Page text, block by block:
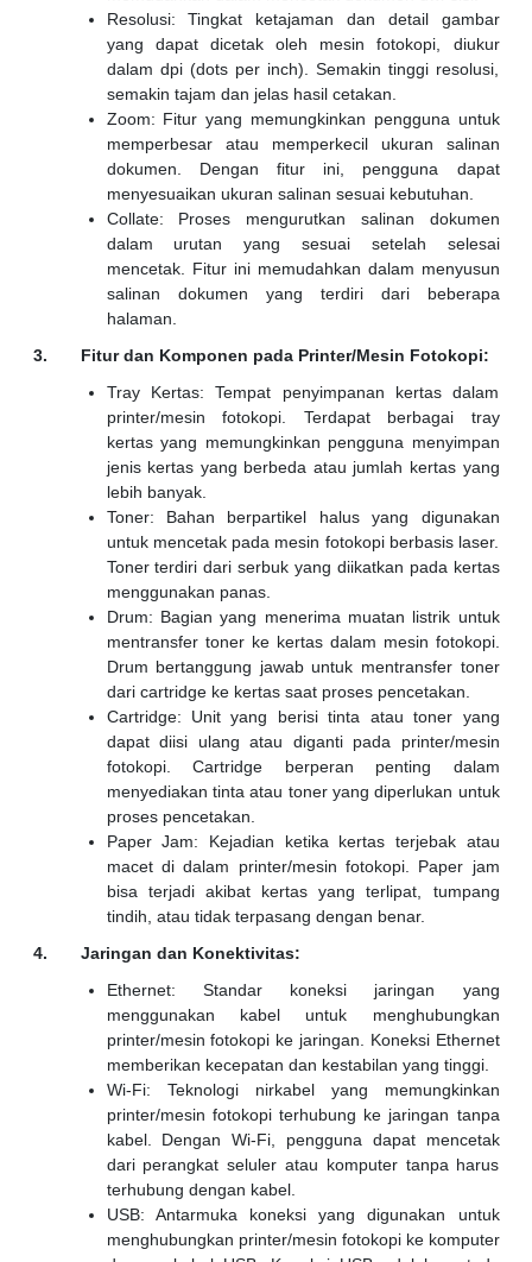
Resolusi: Tingkat ketajaman dan detail gambar
yang dapat dicetak oleh mesin fotokopi, diukur
dalam dpi (dots per inch). Semakin tinggi resolusi,
semakin tajam dan jelas hasil cetakan.
Zoom: Fitur yang memungkinkan pengguna untuk
memperbesar atau memperkecil ukuran salinan
dokumen. Dengan fitur ini, pengguna dapat
menyesuaikan ukuran salinan sesuai kebutuhan.
Collate: Proses mengurutkan salinan dokumen
dalam urutan yang sesuai setelah selesai
mencetak. Fitur ini memudahkan dalam menyusun
salinan dokumen yang terdiri dari beberapa
halaman.
3. Fitur dan Komponen pada Printer/Mesin Fotokopi:
Tray Kertas: Tempat penyimpanan kertas dalam
printer/mesin fotokopi. Terdapat berbagai tray
kertas yang memungkinkan pengguna menyimpan
jenis kertas yang berbeda atau jumlah kertas yang
lebih banyak.
Toner: Bahan berpartikel halus yang digunakan
untuk mencetak pada mesin fotokopi berbasis laser.
Toner terdiri dari serbuk yang diikatkan pada kertas
menggunakan panas.
Drum: Bagian yang menerima muatan listrik untuk
mentransfer toner ke kertas dalam mesin fotokopi.
Drum bertanggung jawab untuk mentransfer toner
dari cartridge ke kertas saat proses pencetakan.
Cartridge: Unit yang berisi tinta atau toner yang
dapat diisi ulang atau diganti pada printer/mesin
fotokopi. Cartridge berperan penting dalam
menyediakan tinta atau toner yang diperlukan untuk
proses pencetakan.
Paper Jam: Kejadian ketika kertas terjebak atau
macet di dalam printer/mesin fotokopi. Paper jam
bisa terjadi akibat kertas yang terlipat, tumpang
tindih, atau tidak terpasang dengan benar.
4. Jaringan dan Konektivitas:
Ethernet: Standar koneksi jaringan yang
menggunakan kabel untuk menghubungkan
printer/mesin fotokopi ke jaringan. Koneksi Ethernet
memberikan kecepatan dan kestabilan yang tinggi.
Wi-Fi: Teknologi nirkabel yang memungkinkan
printer/mesin fotokopi terhubung ke jaringan tanpa
kabel. Dengan Wi-Fi, pengguna dapat mencetak
dari perangkat seluler atau komputer tanpa harus
terhubung dengan kabel.
USB: Antarmuka koneksi yang digunakan untuk
menghubungkan printer/mesin fotokopi ke komputer